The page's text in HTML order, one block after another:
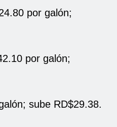
por galón;
por galón;
sube RD$29.38.